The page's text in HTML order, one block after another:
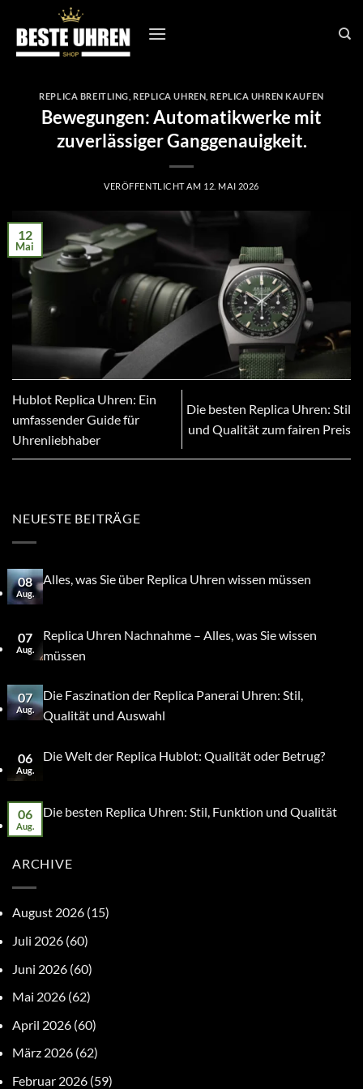
Inhalt
springen
REPLICA BREITLING ,REPLICA UHREN ,REPLICA UHREN KAUFEN
Bewegungen: Automatikwerke mit
zuverlässiger Ganggenauigkeit.
VERÖFFENTLICHT AM 12. MAI 2026
12
Mai
Hublot Replica Uhren: Ein
umfassender Guide für
Uhrenliebhaber
Die besten Replica Uhren: Stil
und Qualität zum fairen Preis
NEUESTE BEITRÄGE
08
Aug.
Alles, was Sie über Replica Uhren wissen müssen
07
Aug.
Replica Uhren Nachnahme – Alles, was Sie wissen
müssen
07
Aug.
Die Faszination der Replica Panerai Uhren: Stil,
Qualität und Auswahl
06
Aug.
Die Welt der Replica Hublot: Qualität oder Betrug?
06
Aug.
Die besten Replica Uhren: Stil, Funktion und Qualität
ARCHIVE
August 2026 (15)
Juli 2026 (60)
Juni 2026 (60)
Mai 2026 (62)
April 2026 (60)
März 2026 (62)
Februar 2026 (59)